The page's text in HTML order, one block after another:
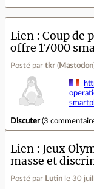
Lien
Coup de
offre 17000
Posté par tkr ( Mastodon
Discuter(3
Lien
Jeux
masse et
Posté par Lutin le 30